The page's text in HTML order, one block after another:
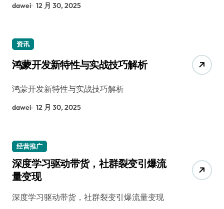
dawei 12 月 30, 2025
资讯
鸿蒙开发新特性与实战技巧解析
鸿蒙开发新特性与实战技巧解析
dawei 12 月 30, 2025
经营推广
深度学习驱动带货，社群裂变引爆流
量变现
深度学习驱动带货，社群裂变引爆流量变现